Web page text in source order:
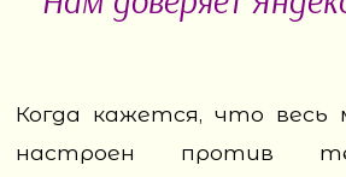
Когда кажется, что весь
настроен против